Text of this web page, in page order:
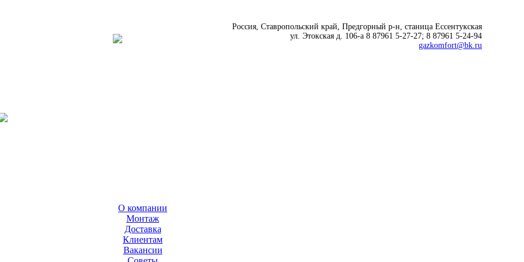
Россия, Ставропольский край, Предгорный р-н, cтаница Ессентукская
ул. Этокская д. 106-а 8 87961 5-27-27; 8 87961 5-24-94
gazkomfort@bk.ru
О компании
Монтаж
Доставка
Клиентам
Вакансии